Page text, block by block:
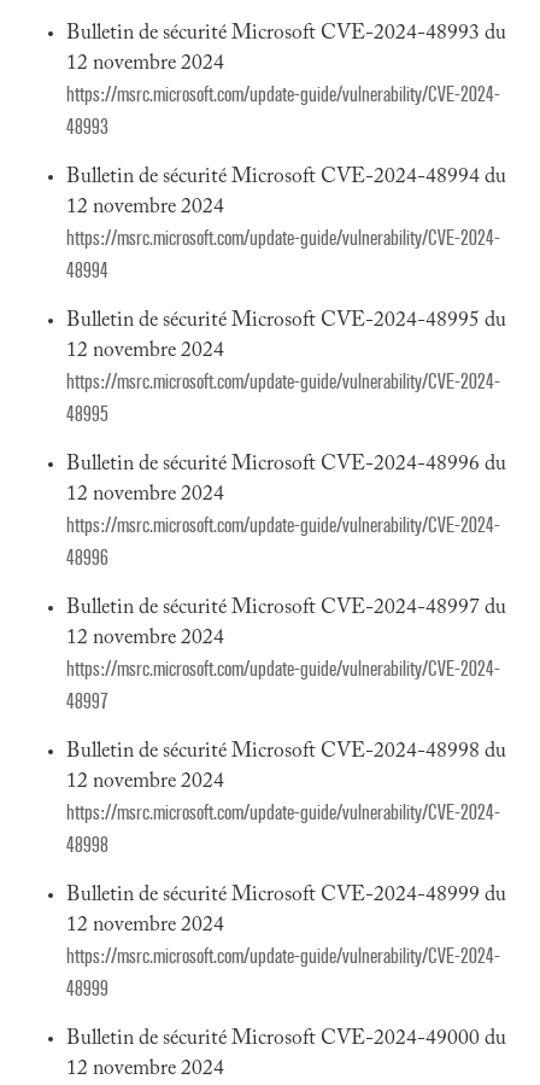
Bulletin de sécurité Microsoft CVE-2024-48993 du
12 novembre 2024
https://msrc.microsoft.com/update-guide/vulnerability/CVE-2024-
48993
Bulletin de sécurité Microsoft CVE-2024-48994 du
12 novembre 2024
https://msrc.microsoft.com/update-guide/vulnerability/CVE-2024-
48994
Bulletin de sécurité Microsoft CVE-2024-48995 du
12 novembre 2024
https://msrc.microsoft.com/update-guide/vulnerability/CVE-2024-
48995
Bulletin de sécurité Microsoft CVE-2024-48996 du
12 novembre 2024
https://msrc.microsoft.com/update-guide/vulnerability/CVE-2024-
48996
Bulletin de sécurité Microsoft CVE-2024-48997 du
12 novembre 2024
https://msrc.microsoft.com/update-guide/vulnerability/CVE-2024-
48997
Bulletin de sécurité Microsoft CVE-2024-48998 du
12 novembre 2024
https://msrc.microsoft.com/update-guide/vulnerability/CVE-2024-
48998
Bulletin de sécurité Microsoft CVE-2024-48999 du
12 novembre 2024
https://msrc.microsoft.com/update-guide/vulnerability/CVE-2024-
48999
Bulletin de sécurité Microsoft CVE-2024-49000 du
12 novembre 2024